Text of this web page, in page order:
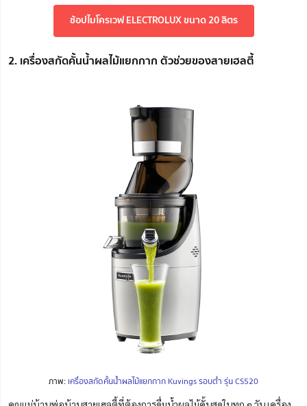
ช้อปไมโครเวฟ ELECTROLUX ขนาด 20 ลิตร
2. เครื่องสกัดคั้นน้ำผลไม้แยกกาก ตัวช่วยของสายเฮลตี้
ภาพ: เครื่องสกัดคั้นน้ำผลไม้แยกกาก Kuvings รอบต่ำ รุ่น CS520